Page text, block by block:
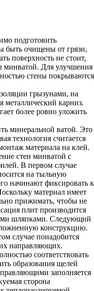
подготовить
быть очищены от грязи,
поверхность не стоит,
минватой. Для улучшения
стены покрываются
грызунами, на
металлический карниз.
более ровно уложить
минеральной ватой. Это
технология считается
материала на клей.
стен минватой с
В первом случае
на тыльную
начинают фиксировать к
материал имеет
прижимать, чтобы не
плит производится
шляпками. Следующий
конструкцию.
случае понадобится
направляющих.
соответствовать
образования щелей
заполняется
сторона